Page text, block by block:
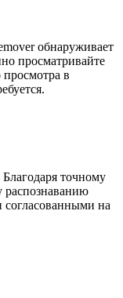
обнаруживает
просматривайте
в
точному
распознаванию
согласованными на